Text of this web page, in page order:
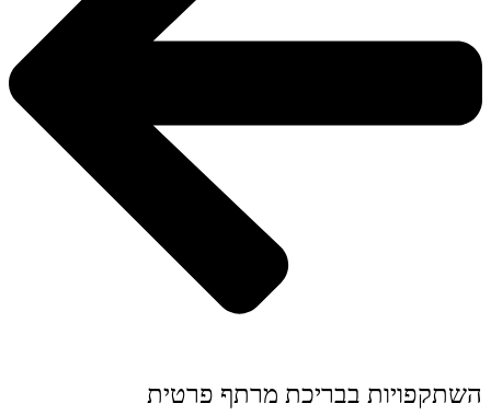
השתקפויות בבריכת מרתף פרטית